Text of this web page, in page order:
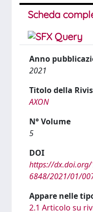
Scheda
Anno
2021
Titolo della
AXON
N° Volume
5
DOI
https://
6848/2021/01/
Appare nelle
2.1 Articolo su